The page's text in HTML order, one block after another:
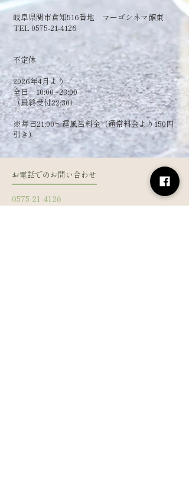
岐阜県関市倉知516番地 マーゴシネマ館東
TEL 0575-21-4126
​不定休
2026年4月より
全日 10:00~23:00
（最終受付22:30）
​※毎日21:00～遅風呂料金（通常料金より150円
引き）
お電話でのお問い合わせ
0575-21-4126